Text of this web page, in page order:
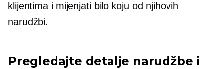
klijentima i mijenjati bilo koju od njihovih
narudžbi.
Pregledajte detalje narudžbe i